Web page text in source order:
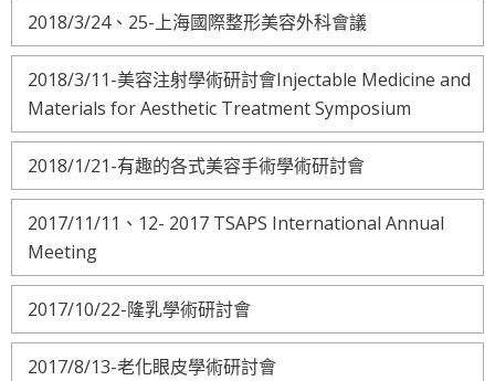
2018/3/24、25-上海國際整形美容外科會議
2018/3/11-美容注射學術研討會Injectable Medicine and
Materials for Aesthetic Treatment Symposium
2018/1/21-有趣的各式美容手術學術研討會
2017/11/11、12- 2017 TSAPS International Annual
Meeting
2017/10/22-隆乳學術研討會
2017/8/13-老化眼皮學術研討會